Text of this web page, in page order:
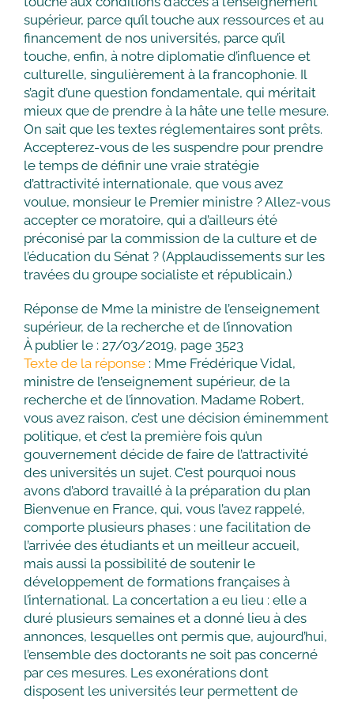
supérieur, parce qu’il touche aux ressources et au
financement de nos universités, parce qu’il
touche, enfin, à notre diplomatie d’influence et
culturelle, singulièrement à la francophonie. Il
s’agit d’une question fondamentale, qui méritait
mieux que de prendre à la hâte une telle mesure.
On sait que les textes réglementaires sont prêts.
Accepterez-vous de les suspendre pour prendre
le temps de définir une vraie stratégie
d’attractivité internationale, que vous avez
voulue, monsieur le Premier ministre ? Allez-vous
accepter ce moratoire, qui a d’ailleurs été
préconisé par la commission de la culture et de
l’éducation du Sénat ? (Applaudissements sur les
travées du groupe socialiste et républicain.)
Réponse de Mme la ministre de l’enseignement
supérieur, de la recherche et de l’innovation
À publier le : 27/03/2019, page 3523
Texte de la réponse : Mme Frédérique Vidal,
ministre de l’enseignement supérieur, de la
recherche et de l’innovation. Madame Robert,
vous avez raison, c’est une décision éminemment
politique, et c’est la première fois qu’un
gouvernement décide de faire de l’attractivité
des universités un sujet. C’est pourquoi nous
avons d’abord travaillé à la préparation du plan
Bienvenue en France, qui, vous l’avez rappelé,
comporte plusieurs phases : une facilitation de
l’arrivée des étudiants et un meilleur accueil,
mais aussi la possibilité de soutenir le
développement de formations françaises à
l’international. La concertation a eu lieu : elle a
duré plusieurs semaines et a donné lieu à des
annonces, lesquelles ont permis que, aujourd’hui,
l’ensemble des doctorants ne soit pas concerné
par ces mesures. Les exonérations dont
disposent les universités leur permettent de